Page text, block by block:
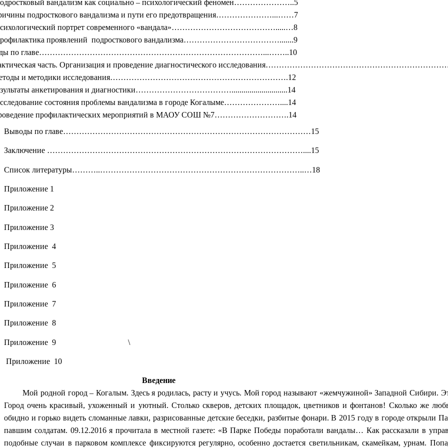
вандализм как социально – психологический феномен…………………..5
подросткового вандализма и пути его предотвращения…………………...……7
портрет современного «вандала»………………………………….....…8
проявлений подросткового вандализма……………………………….......9
по главе…………………………………………………………………………...……..10
часть. Организация и проведение диагностического
и методики исследования………………………………………………………….12
анкетирования и диагностики………………………………............................14
состояния проблемы вандализма в городе Когалыме…………………....14
профилактических мероприятий в МАОУ СОШ №7……………………….14
Выводы по главе…………………………………………………………………………………15
Заключение ……………………………………………………………………………………....15
Список литературы………..…………………………………………………………………..…18
Приложение 1
Приложение 2
Приложение 3
Приложение 4
Приложение 5
Приложение 6
Приложение 7
Приложение 8
Приложение 9 \
Приложение 10
Введение
Мой родной город – Когалым. Здесь я родилась, расту и учусь. Мой город называют «жемчужиной» Западной Сибири.
Город очень красивый, ухоженный и уютный. Столько скверов, детских площадок, цветников и фонтанов! Сколько же
обидно и горько видеть сломанные лавки, разрисованные детские беседки, разбитые фонари. В 2015 году в городе открыли
павшим солдатам. 09.12.2016 я прочитала в местной газете: «В Парке Победы поработали вандалы… Как рассказали в
подобные случаи в парковом комплексе фиксируются регулярно, особенно достается светильникам, скамейкам, урнам.